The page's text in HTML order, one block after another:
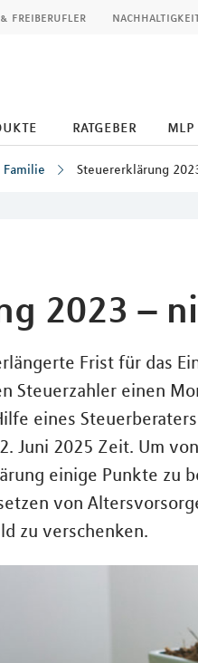
freiberufler
ratgeber mlp
Steuererklärung
2023 –
Frist für das
Steuerzahler einen
eines
Juni 2025 Zeit. Um
einige Punkte zu
von
zu verschenken.